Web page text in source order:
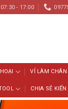
07:30 - 17:00
VỈ LÀM
CHIA SẺ